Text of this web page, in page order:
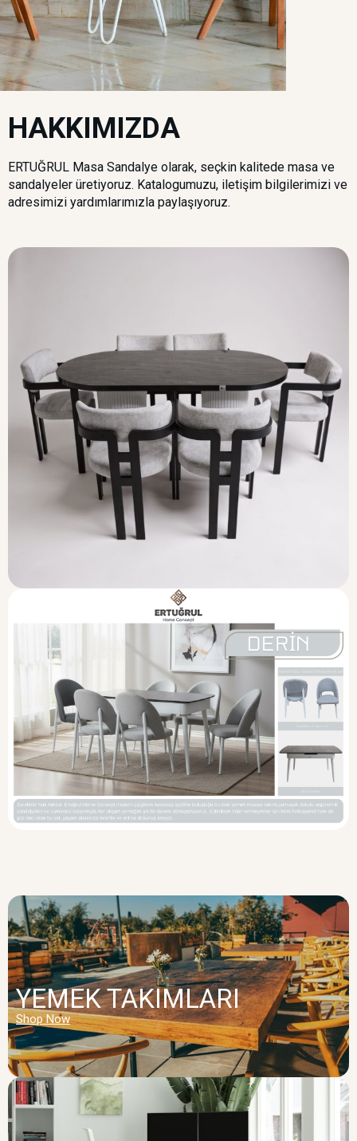
HAKKIMIZDA
ERTUĞRUL Masa Sandalye olarak, seçkin kalitede masa ve
sandalyeler üretiyoruz. Katalogumuzu, iletişim bilgilerimizi ve
adresimizi yardımlarımızla paylaşıyoruz.
YEMEK TAKIMLARI
Shop Now